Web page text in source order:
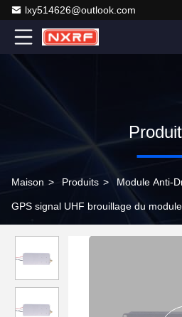
lxy514626@outlook.com
Maison > Produits > Module Anti-
GPS signal UHF brouillage du